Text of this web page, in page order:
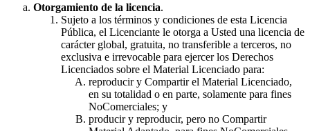
Otorgamiento de la licencia.
Sujeto a los términos y condiciones de esta Licencia
Pública, el Licenciante le otorga a Usted una licencia de
carácter global, gratuita, no transferible a terceros, no
exclusiva e irrevocable para ejercer los Derechos
Licenciados sobre el Material Licenciado para:
reproducir y Compartir el Material Licenciado,
en su totalidad o en parte, solamente para fines
NoComerciales; y
producir y reproducir, pero no Compartir